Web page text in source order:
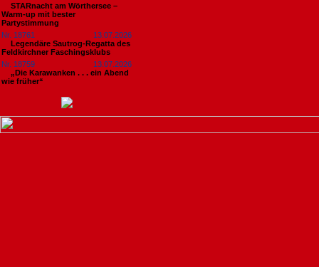
STARnacht am Wörthersee –
Warm-up mit bester
Partystimmung
Nr. 18761
13.07.2026
Legendäre Sautrog-Regatta des
Feldkirchner Faschingsklubs
Nr. 18759
13.07.2026
„Die Karawanken . . . ein Abend
wie früher“